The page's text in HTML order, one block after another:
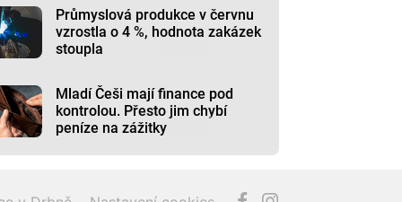
Průmyslová produkce v červnu
vzrostla o 4 %, hodnota zakázek
stoupla
Mladí Češi mají finance pod
kontrolou. Přesto jim chybí
peníze na zážitky